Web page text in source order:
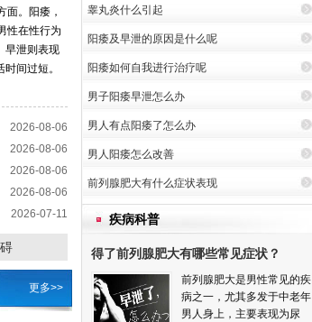
·得精囊炎的原因是什么
·精液不液化的原因有哪些
得了前列腺肥大有哪些常见症状？
前列腺肥大是男性常见的疾病之一，尤其多发于中老
年男人身上，主要表现为尿频、尿急、夜尿增多等，给患
康，所以及早发现及时治疗是非常重要的。那么，得了前
·前列腺肥大一般有哪些危害
·前列腺肥大是怎么引起的
面。阳痿，
性在性行为
早泄则表现
间过短。
2026-08-06
2026-08-06
2026-08-06
2026-08-06
2026-07-11
更多>>
睾丸炎什么引起
阳痿及早泄的原因是什么呢
阳痿如何自我进行治疗呢
男子阳痿早泄怎么办
男人有点阳痿了怎么办
男人阳痿怎么改善
前列腺肥大有什么症状表现
前列腺肥大影响性功能吗
疾病科普
得了前列腺肥大有哪些常见症状？
前列腺肥大是男性常见的疾
病之一，尤其多发于中老年
男人身上，主要表现为尿